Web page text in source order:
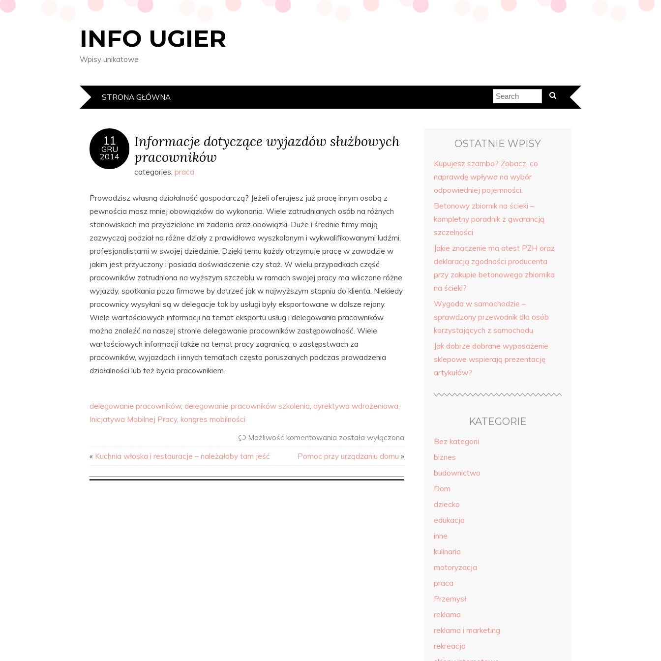
INFO UGIER
Wpisy unikatowe
STRONA GŁÓWNA
11
GRU
2014
Informacje dotyczące wyjazdów służbowych
pracowników
categories: praca
Prowadzisz własną działalność gospodarczą? Jeżeli oferujesz już pracę innym osobą z
pewnościa masz mniej obowiązków do wykonania. Wiele zatrudnianych osób na różnych
stanowiskach ma przydzielone im zadania oraz obowiązki. Duże i średnie firmy mają
zazwyczaj podział na różne działy z prawidłowo wyszkolonym i wykwalifikowanymi ludźmi,
profesjonalistami w swojej dziedzinie. Dzięki temu każdy otrzymuje pracę w zawodzie w
jakim jest przyuczony i posiada doświadczenie czy staż. W wielu przypadkach część
pracowników zatrudniona na wyższym szczeblu w ramach swojej pracy ma wliczone różne
wyjazdy, spotkania poza firmowe by dotrzeć jak w najwyższym stopniu do klienta. Niekiedy
pracownicy wysyłani są w delegacje tak by usługi były eksportowane w dalsze rejony.
Wiele wartościowych informacji na temat eksportu usług i delegowania pracowników
można znaleźć na naszej stronie delegowanie pracowników zastępowalność. Wiele
wartościowych informacji także na temat pracy zagranicą, o zastępstwach za
pracowników, wyjazdach i innych tematach często poruszanych podczas prowadzenia
działalności lub też bycia pracownikiem.
delegowanie pracowników, delegowanie pracowników szkolenia, dyrektywa wdrożeniowa,
Inicjatywa Mobilnej Pracy, kongres mobilności
Możliwość komentowania została wyłączona
« Kuchnia włoska i restauracje – należałoby tam jeść Pomoc przy urządzaniu domu »
OSTATNIE WPISY
Kupujesz szambo? Zobacz, co
naprawdę wpływa na wybór
odpowiedniej pojemności.
Betonowy zbiornik na ścieki –
kompletny poradnik z gwarancją
szczelności
Jakie znaczenie ma atest PZH oraz
deklaracją zgodności producenta
przy zakupie betonowego zbiornika
na ścieki?
Wygoda w samochodzie –
sprawdzony przewodnik dla osób
korzystających z samochodu
Jak dobrze dobrane wyposażenie
sklepowe wspierają prezentację
artykułów?
KATEGORIE
Bez kategorii
biznes
budownictwo
Dom
dziecko
edukacja
inne
kulinaria
motoryzacja
praca
Przemysł
reklama
reklama i marketing
rekreacja